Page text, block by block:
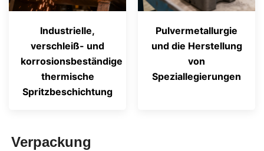
Industrielle,
verschleiß- und
korrosionsbeständige
thermische
Spritzbeschichtung
Pulvermetallurgie
und die Herstellung
von
Speziallegierungen
Verpackung